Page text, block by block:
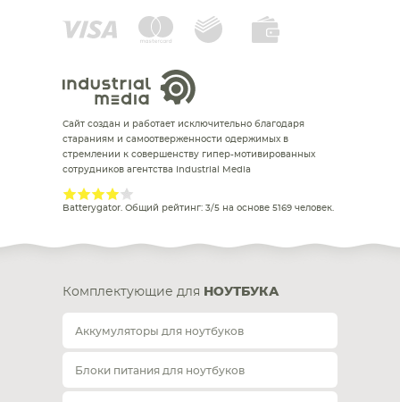
Сайт создан и работает исключительно благодаря
стараниям и самоотверженности одержимых в
стремлении к совершенству гипер-мотивированных
сотрудников агентства Industrial Media
Batterygator. Общий рейтинг: 3/5 на основе 5169 человек.
Комплектующие для НОУТБУКА
Аккумуляторы для ноутбуков
Блоки питания для ноутбуков